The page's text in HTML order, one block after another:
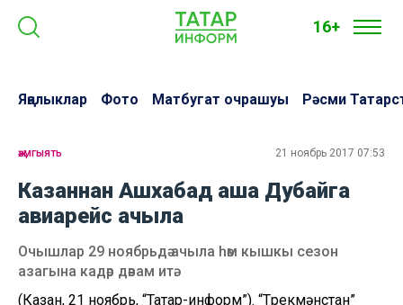
16+
Яңалыклар Фото Матбугат очрашуы Рәсми
җәмгыять 21 ноябрь 2017 07:53
Казаннан Ашхабад аша Дубайга
авиарейс ачыла
Очышлар 29 ноябрьдә ачыла һәм кышкы сезон
азагына кадәр дәвам итә.
(Казан, 21 ноябрь, “Татар-информ”). “Төрекмәнстан”